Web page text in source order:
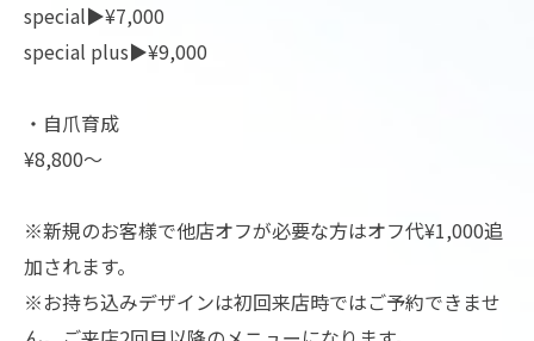
special▶︎¥7,000
special plus▶︎¥9,000
・自爪育成
¥8,800〜
※新規のお客様で他店オフが必要な方はオフ代¥1,000追
加されます。
※お持ち込みデザインは初回来店時ではご予約できませ